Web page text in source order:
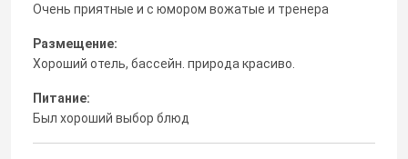
Очень приятные и с юмором вожатые и тренера
Размещение:
Хороший отель, бассейн. природа красиво.
Питание:
Был хороший выбор блюд